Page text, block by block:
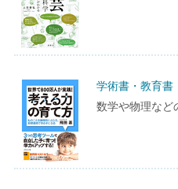
学術書・教育書
数学や物理など